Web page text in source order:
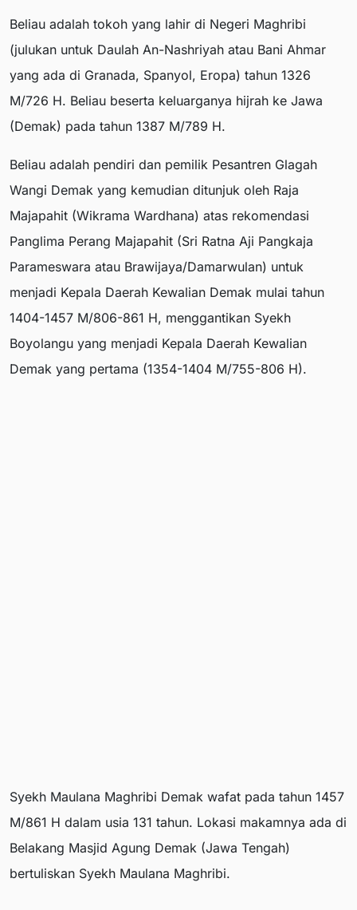
Beliau adalah tokoh yang lahir di Negeri Maghribi
(julukan untuk Daulah An-Nashriyah atau Bani Ahmar
yang ada di Granada, Spanyol, Eropa) tahun 1326
M/726 H. Beliau beserta keluarganya hijrah ke Jawa
(Demak) pada tahun 1387 M/789 H.
Beliau adalah pendiri dan pemilik Pesantren Glagah
Wangi Demak yang kemudian ditunjuk oleh Raja
Majapahit (Wikrama Wardhana) atas rekomendasi
Panglima Perang Majapahit (Sri Ratna Aji Pangkaja
Parameswara atau Brawijaya/Damarwulan) untuk
menjadi Kepala Daerah Kewalian Demak mulai tahun
1404-1457 M/806-861 H, menggantikan Syekh
Boyolangu yang menjadi Kepala Daerah Kewalian
Demak yang pertama (1354-1404 M/755-806 H).
Syekh Maulana Maghribi Demak wafat pada tahun 1457
M/861 H dalam usia 131 tahun. Lokasi makamnya ada di
Belakang Masjid Agung Demak (Jawa Tengah)
bertuliskan Syekh Maulana Maghribi.